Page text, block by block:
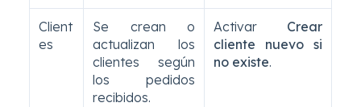
Client
es
Se crean o
actualizan los
clientes según
los pedidos
recibidos.
Activar Crear
cliente nuevo si
no existe.